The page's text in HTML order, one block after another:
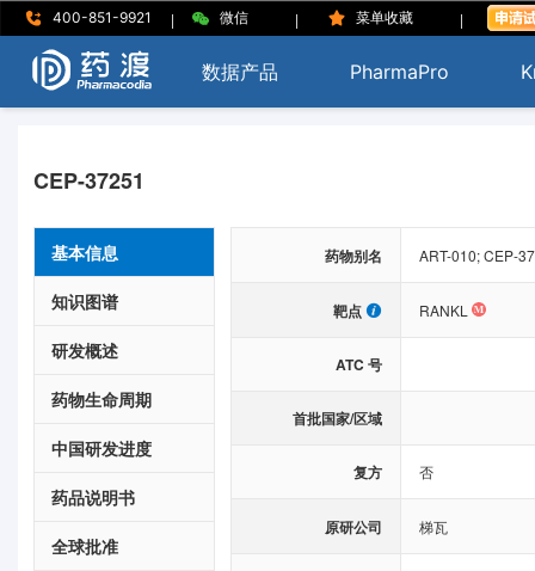
400-851-9921 | 微信 | 菜单收藏 |
数据产品 PharmaPro
CEP-37251
基本信息
知识图谱
研发概述
药物生命周期
中国研发进度
药品说明书
全球批准
药物别名 ART-010; CEP-
靶点 RANKL
ATC 号
首批国家/区域
复方 否
原研公司 梯瓦